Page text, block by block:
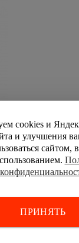
cookies и
и улучшения
сайтом,
ПРИНЯТЬ
TECHNOLOGY
ISO 9001 и ISO
маркой
изделия
с целью
и безопасность